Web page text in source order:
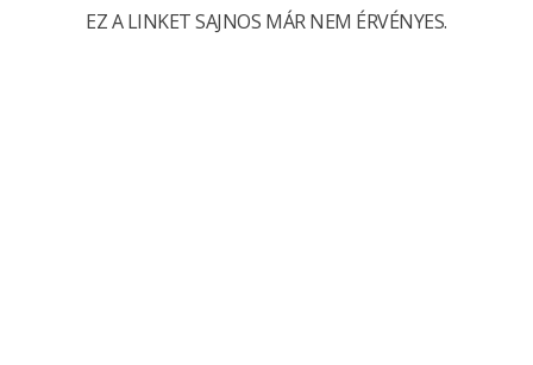
EZ A LINKET SAJNOS MÁR NEM ÉRVÉNYES.